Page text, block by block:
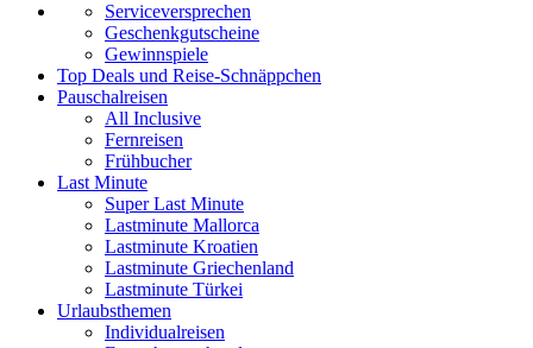
Serviceversprechen
Geschenkgutscheine
Gewinnspiele
Top Deals und Reise-Schnäppchen
Pauschalreisen
All Inclusive
Fernreisen
Frühbucher
Last Minute
Super Last Minute
Lastminute Mallorca
Lastminute Kroatien
Lastminute Griechenland
Lastminute Türkei
Urlaubsthemen
Individualreisen